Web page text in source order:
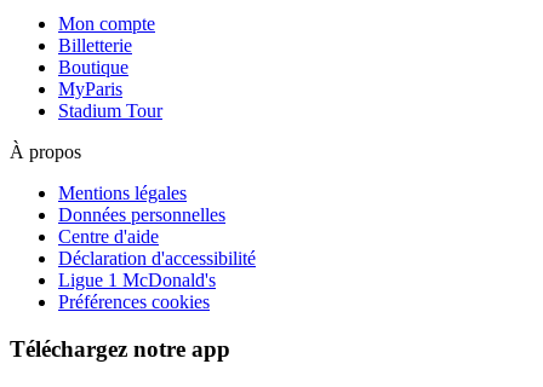
Mon compte
Billetterie
Boutique
MyParis
Stadium Tour
À propos
Mentions légales
Données personnelles
Centre d'aide
Déclaration d'accessibilité
Ligue 1 McDonald's
Préférences cookies
Téléchargez notre app